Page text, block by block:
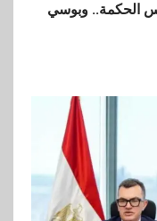
الحكمة.. وبوسي